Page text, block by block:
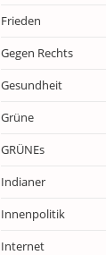
Frieden
Gegen Rechts
Gesundheit
Grüne
GRÜNEs
Indianer
Innenpolitik
Internet